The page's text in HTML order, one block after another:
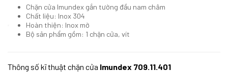
Chặn cửa Imundex gắn tường đầu nam châm
Chất liệu: Inox 304
Hoàn thiện: Inox mờ
Bộ sản phẩm gồm: 1 chặn cửa, vít
Thông số kĩ thuật chặn cửa Imundex 709.11.401